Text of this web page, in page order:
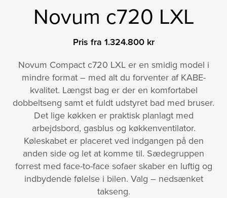
Novum c720 LXL
Pris fra 1.324.800 kr
Novum Compact c720 LXL er en smidig model i
mindre format – med alt du forventer af KABE-
kvalitet. Længst bag er der en komfortabel
dobbeltseng samt et fuldt udstyret bad med bruser.
Det lige køkken er praktisk planlagt med
arbejdsbord, gasblus og køkkenventilator.
Køleskabet er placeret ved indgangen på den
anden side og let at komme til. Sædegruppen
forrest med face-to-face sofaer skaber en luftig og
indbydende følelse i bilen. Valg – nedsænket
takseng.